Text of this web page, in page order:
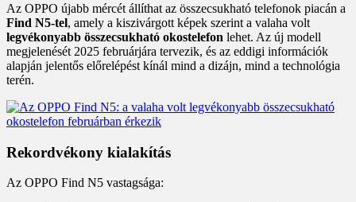
Az OPPO újabb mércét állíthat az összecsukható telefonok piacán a
Find N5-tel, amely a kiszivárgott képek szerint a valaha volt
legvékonyabb összecsukható okostelefon lehet. Az új modell
megjelenését 2025 februárjára tervezik, és az eddigi információk
alapján jelentős előrelépést kínál mind a dizájn, mind a technológia
terén.
Rekordvékony kialakítás
Az OPPO Find N5 vastagsága: